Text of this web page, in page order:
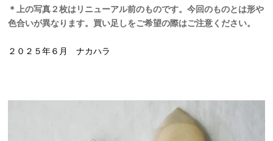
＊上の写真２枚はリニューアル前のものです。今回のものとは形や
色合いが異なります。買い足しをご希望の際はご注意ください。
２０２５年６月 ナカハラ